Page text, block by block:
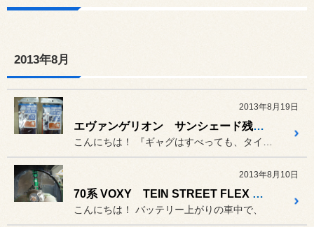
2013年8月
2013年8月19日
エヴァンゲリオン サンシェード残り2つ
2013年8月10日
70系 VOXY TEIN STREET FLEX 取り付け
こんにちは！ バッテリー上がりの車中で、